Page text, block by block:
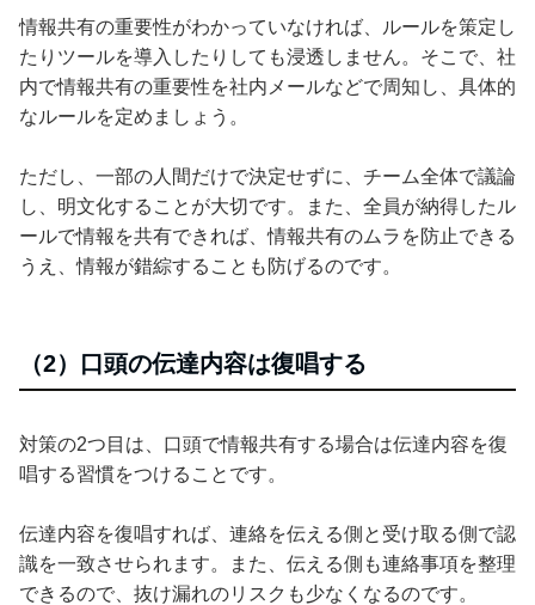
情報共有の重要性がわかっていなければ、ルールを策定し
たりツールを導入したりしても浸透しません。そこで、社
内で情報共有の重要性を社内メールなどで周知し、具体的
なルールを定めましょう。
ただし、一部の人間だけで決定せずに、チーム全体で議論
し、明文化することが大切です。また、全員が納得したル
ールで情報を共有できれば、情報共有のムラを防止できる
うえ、情報が錯綜することも防げるのです。
（2）口頭の伝達内容は復唱する
対策の2つ目は、口頭で情報共有する場合は伝達内容を復
唱する習慣をつけることです。
伝達内容を復唱すれば、連絡を伝える側と受け取る側で認
識を一致させられます。また、伝える側も連絡事項を整理
できるので、抜け漏れのリスクも少なくなるのです。